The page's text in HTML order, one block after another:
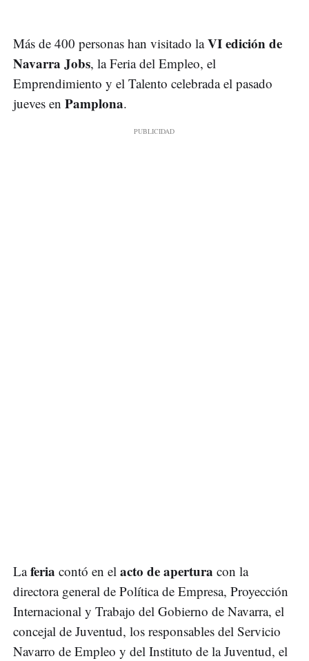
Más de 400 personas han visitado laVI edición de
Navarra Jobs, la Feria del Empleo, el
Emprendimiento y el Talento celebrada el pasado
jueves en Pamplona.
Laferia contó en el acto de apertura con la
directora general de Política de Empresa, Proyección
Internacional y Trabajo del Gobierno de Navarra, el
concejal de Juventud, los responsables del Servicio
Navarro de Empleo y del Instituto de la Juventud, el